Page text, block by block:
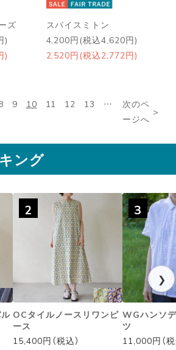
ズ
)
)
スパイスミトン
4,200円(税込4,620円)
2,520円(税込2,772円)
9 10 11 12 13 …
次のペ
ージへ
ング
2
OCタイルノースリワンピ
ース
15,400円（税込）
3
WGハンソ
ツ
11,000円（税
❯